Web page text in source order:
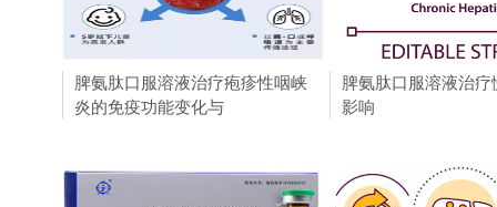
脾氨肽口服溶液治疗疱疹性咽峡
炎的免疫功能变化与
时代革命
发Ella wisdom
脾氨肽口服溶液治疗
影响